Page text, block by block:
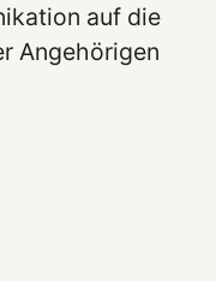
auf die
Angehörigen